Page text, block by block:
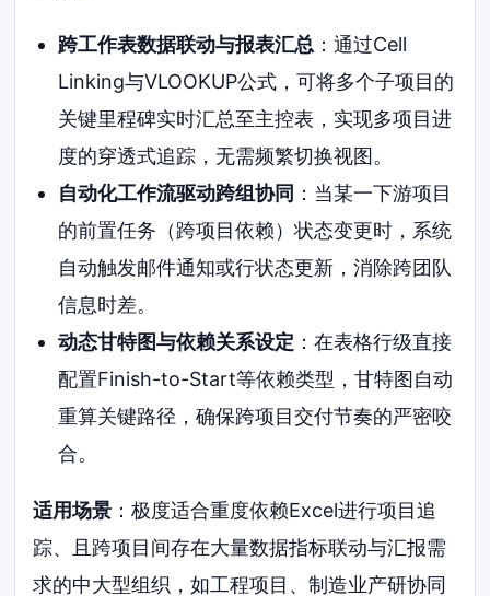
跨工作表数据联动与报表汇总：通过Cell
Linking与VLOOKUP公式，可将多个子项目的
关键里程碑实时汇总至主控表，实现多项目进
度的穿透式追踪，无需频繁切换视图。
自动化工作流驱动跨组协同 ：当某一下游项目
的前置任务（跨项目依赖）状态变更时，系统
自动触发邮件通知或行状态更新，消除跨团队
信息时差。
动态甘特图与依赖关系设定 ：在表格行级直接
配置Finish-to-Start等依赖类型，甘特图自动
重算关键路径，确保跨项目交付节奏的严密咬
合。
适用场景 ：极度适合重度依赖Excel进行项目追
踪、且跨项目间存在大量数据指标联动与汇报需
求的中大型组织，如工程项目、制造业产研协同